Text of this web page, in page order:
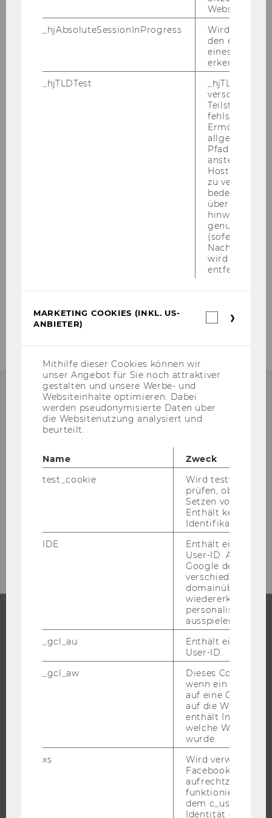
Steuern und Rechnungslegung
Wirtschaftsrecht
Socio-Ecological Economics and Policy
Strategy, Innovation and Management Control
Master's Program Economics Students
ORGANISATORISCHES ZUM
MASTERSTUDIUM?
Alle or­ga­ni­sa­to­ri­schen Infos rund um Ihr
Mas­ter­stu­di­um fin­den Sie im Mas­ter­gui­de!
ZUM MAS­TER­GUI­DE
WARUM WU?
BACHELOR
BEWERBUNG UND ZULASSUNG
INFORMATIONEN FÜR STUDIERENDE
INTERNATIONALE UND INCOMING EXCHANGE STUDIERENDE
ANGEBOTE FÜR SCHULEN UND STUDIENINTERESSIERTE
Website
_hjAbsoluteSessionInProgress
Wird
den ersten
eines
erkennen.
_hjTLDTest
_hjTLDTest-
verschiedene
Teilstrings,
fehlschlägt.
Ermöglicht,
Pfad zu
anstelle des
Hostnamens
zu
bedeutet,
über
hinweg
genutzt
(sofern
Nach dieser
wird das
entfernt.
MARKETING COOKIES (INKL. US-
ANBIETER)
Mithilfe dieser Cookies können wir
unser Angebot für Sie noch attraktiver
gestalten und unsere Werbe- und
Websiteinhalte optimieren. Dabei
werden pseudonymisierte Daten über
die Websitenutzung analysiert und
beurteilt.
Name
Zweck
test_cookie
Wird testweise
prüfen, ob der
Setzen von
Enthält keine
IDE
Enthält eine
User-ID. Anhand
Google den User
verschiedene
wiedererkennen
personalisierte
ausspielen.
_gcl_au
Enthält eine
User-ID.
_gcl_aw
Dieses Cookie
wenn ein User
auf eine Google
auf die Website
enthält
welche
wurde.
xs
Wird verwendet,
Facebook-Sitzung
funktioniert in
dem c_user-
Identität des